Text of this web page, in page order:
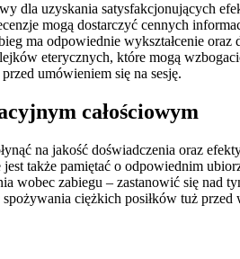
dla uzyskania satysfakcjonujących
mogą dostarczyć cennych
ma odpowiednie wykształcenie
eterycznych, które mogą
umówieniem się na sesję.
całościowym
na jakość doświadczenia oraz
także pamiętać o odpowiednim
zabiegu – zastanowić się nad
ciężkich posiłków tuż przed